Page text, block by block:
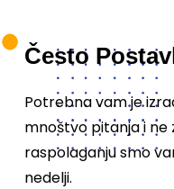
Često
Potrebna vam je
mnoštvo pitanja i
raspolaganju smo
nedelji.